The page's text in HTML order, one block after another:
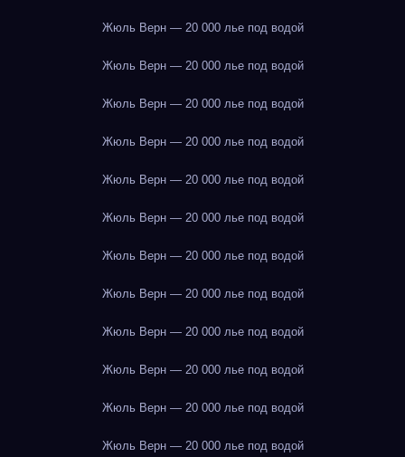
Жюль Верн — 20 000 лье под водой
Жюль Верн — 20 000 лье под водой
Жюль Верн — 20 000 лье под водой
Жюль Верн — 20 000 лье под водой
Жюль Верн — 20 000 лье под водой
Жюль Верн — 20 000 лье под водой
Жюль Верн — 20 000 лье под водой
Жюль Верн — 20 000 лье под водой
Жюль Верн — 20 000 лье под водой
Жюль Верн — 20 000 лье под водой
Жюль Верн — 20 000 лье под водой
Жюль Верн — 20 000 лье под водой